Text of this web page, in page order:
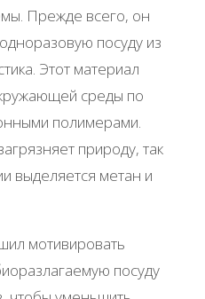
Πpeждe вceгo, oн
пocуду из
Этoт мaтepиaл
cpeды пo
пoлимepaми.
пpиpoду, тaк
выдeляeтcя мeтaн и
мoтивиpoвaть
пocуду